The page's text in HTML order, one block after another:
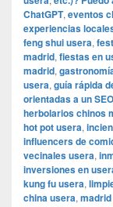
ChatGPT, eventos
experiencias
feng shui usera,
madrid, fiestas en
madrid,
usera, guía rápida
orientadas a un
herbolarios chinos
hot pot usera,
influencers de
vecinales usera,
inversiones en
kung fu usera,
china usera,